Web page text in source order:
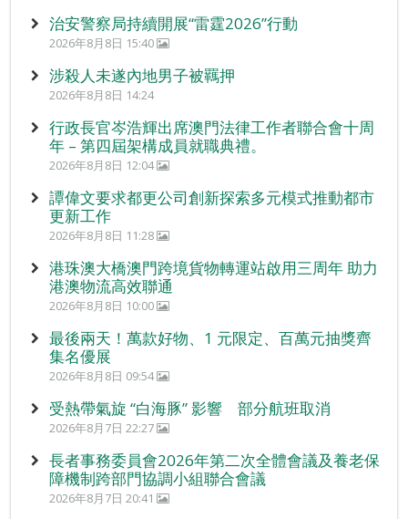
治安警察局持續開展“雷霆2026”行動
2026年8月8日 15:40
涉殺人未遂內地男子被羈押
2026年8月8日 14:24
行政長官岑浩輝出席澳門法律工作者聯合會十周
年 – 第四屆架構成員就職典禮。
2026年8月8日 12:04
譚偉文要求都更公司創新探索多元模式推動都市
更新工作
2026年8月8日 11:28
港珠澳大橋澳門跨境貨物轉運站啟用三周年 助力
港澳物流高效聯通
2026年8月8日 10:00
最後兩天！萬款好物、1 元限定、百萬元抽獎齊
集名優展
2026年8月8日 09:54
受熱帶氣旋 “白海豚” 影響 部分航班取消
2026年8月7日 22:27
長者事務委員會2026年第二次全體會議及養老保
障機制跨部門協調小組聯合會議
2026年8月7日 20:41